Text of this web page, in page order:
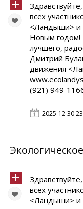
всех
<Ландыши> и
Новым годом!
лучшего,
Дмитрий
движения
(921) 949-
2025-12-30
всех
<Ландыши> и